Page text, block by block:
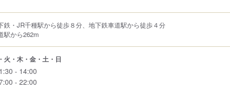
鉄・JR千種駅から徒歩８分、地下鉄車道駅から徒歩４分
駅から262m
火・木・金・土・日
- 14:00
- 22:00